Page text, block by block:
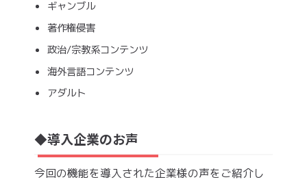
ギャンブル
著作権侵害
政治/宗教系コンテンツ
海外言語コンテンツ
アダルト
◆導入企業のお声
今回の機能を導入された企業様の声をご紹介し